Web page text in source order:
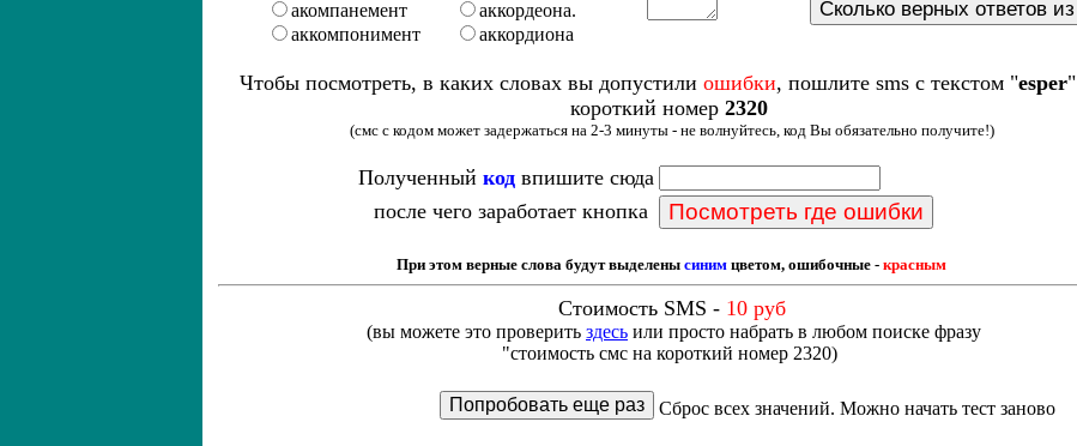
акомпанемент
аккомпонимент
аккордеона.
аккордиона
Чтобы посмотреть, в каких словах вы допустили ошибки, пошлите sms с текстом "esper"
короткий номер 2320
(смс с кодом может задержаться на 2-3 минуты - не волнуйтесь, код Вы обязательно получите!)
Полученный код впишите сюда
после чего заработает кнопка
При этом верные слова будут выделены синим цветом, ошибочные - красным
Стоимость SMS - 10 руб
(вы можете это проверить здесь или просто набрать в любом поиске фразу
"стоимость смс на короткий номер 2320)
Сброс всех значений. Можно начать тест заново